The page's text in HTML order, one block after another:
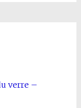
verre –